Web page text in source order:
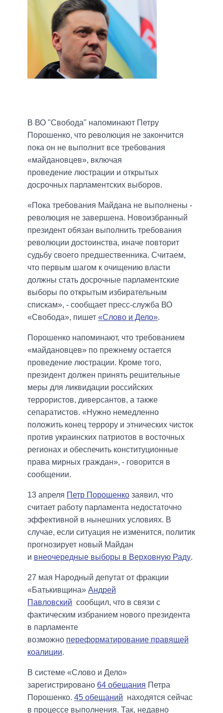
В ВО "Свобода" напоминают Петру
Порошенко, что революция не закончится
пока он не выполнит все требования
«майдановцев», включая
проведение люстрации и открытых
досрочных парламентских выборов.
«Пока требования Майдана не выполнены -
революция не завершена. Новоизбранный
президент обязан выполнить требования
революции достоинства, иначе повторит
судьбу своего предшественника. Считаем,
что первым шагом к очищению власти
должны стать досрочные парламентские
выборы по открытым избирательным
спискам», - сообщает пресс-служба ВО
«Свобода», пишет «Слово и Дело».
Порошенко напоминают, что требованием
«майдановцев» по прежнему остается
проведение люстрации. Кроме того,
президент должен принять решительные
меры для ликвидации российских
террористов, диверсантов, а также
сепаратистов. «Нужно немедленно
положить конец террору и этнических чисток
против украинских патриотов в восточных
регионах и обеспечить конституционные
права мирных граждан», - говорится в
сообщении.
13 апреля Петр Порошенко заявил, что
считает работу парламента недостаточно
эффективной в нынешних условиях. В
случае, если ситуация не изменится, политик
прогнозирует новый Майдан
и внеочередные выборы в Верховную Раду.
27 мая Народный депутат от фракции
«Батькивщина» Андрей
Павловский сообщил, что в связи с
фактическим избранием нового президента
в парламенте
возможно переформатирование правящей
коалиции.
В системе «Слово и Дело»
зарегистрировано 64 обещания Петра
Порошенко. 45 обещаний находятся сейчас
в процессе выполнения. Так, недавно